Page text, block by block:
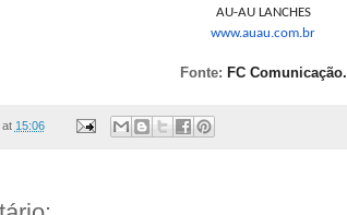
AU-AU LANCHES
www.auau.com.br
Fonte: FC Comunicação.
at 15:06